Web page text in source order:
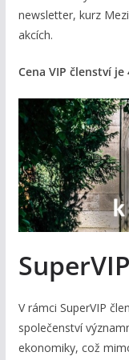
newsletter, kurz
akcích.
Cena VIP členství
V rámci SuperVIP
společenství
ekonomiky, což